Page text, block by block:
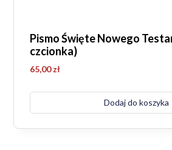
Pismo Święte Nowego
czcionka)
65,00zł
Dodaj do koszyka